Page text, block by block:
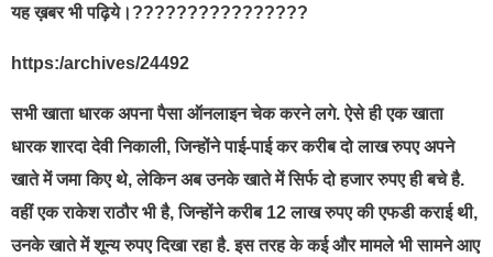
यह ख़बर भी पढ़िये।????????????????
https:/archives/24492
सभी खाता धारक अपना पैसा ऑनलाइन चेक करने लगे. ऐसे ही एक खाता
धारक शारदा देवी निकाली, जिन्होंने पाई-पाई कर करीब दो लाख रुपए अपने
खाते में जमा किए थे, लेकिन अब उनके खाते में सिर्फ दो हजार रुपए ही बचे है.
वहीं एक राकेश राठौर भी है, जिन्होंने करीब 12 लाख रुपए की एफडी कराई थी,
उनके खाते में शून्य रुपए दिखा रहा है. इस तरह के कई और मामले भी सामने आए